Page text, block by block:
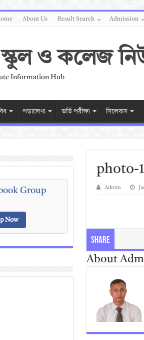
About Us Result Search Admission
স্কুল ও কলেজ
Information Hub
পড়ালেখা ভর্তি পরীক্ষা সিলেবাস
photo-
Admin
Share
About
Group
Now